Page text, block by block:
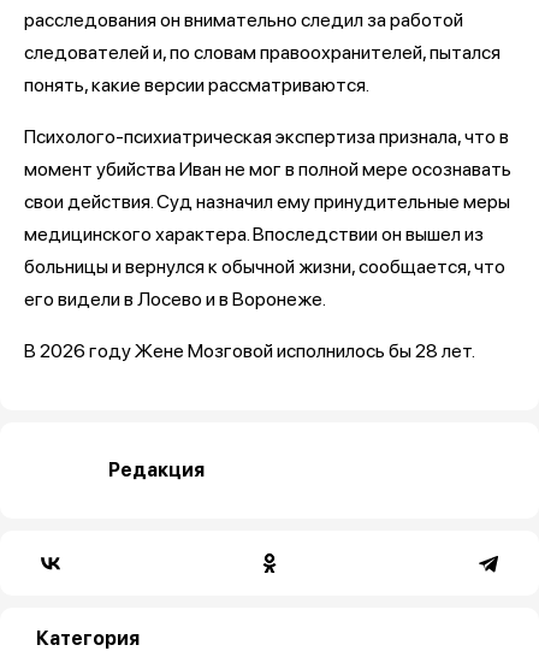
расследования он внимательно следил за работой
следователей и, по словам правоохранителей, пытался
понять, какие версии рассматриваются.
Психолого-психиатрическая экспертиза признала, что в
момент убийства Иван не мог в полной мере осознавать
свои действия. Суд назначил ему принудительные меры
медицинского характера. Впоследствии он вышел из
больницы и вернулся к обычной жизни, сообщается, что
его видели в Лосево и в Воронеже.
В 2026 году Жене Мозговой исполнилось бы 28 лет.
Редакция
Категория